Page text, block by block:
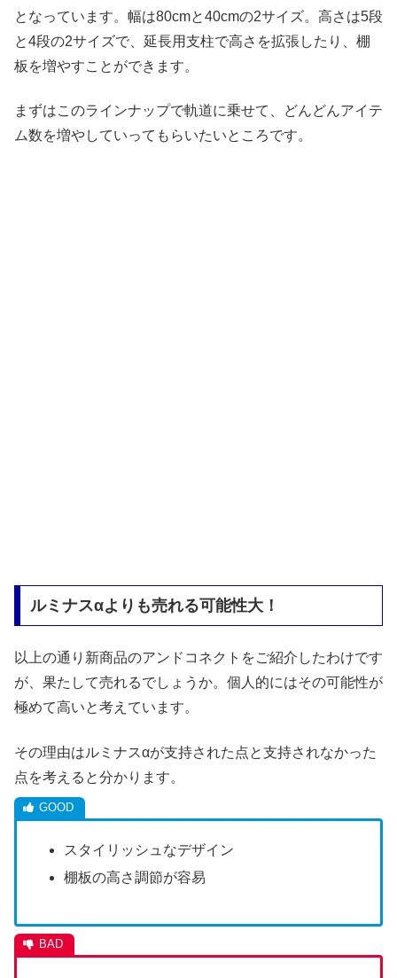
となっています。幅は80cmと40cmの2サイズ。高さは5段
と4段の2サイズで、延長用支柱で高さを拡張したり、棚
板を増やすことができます。
まずはこのラインナップで軌道に乗せて、どんどんアイテ
ム数を増やしていってもらいたいところです。
ルミナスαよりも売れる可能性大！
以上の通り新商品のアンドコネクトをご紹介したわけです
が、果たして売れるでしょうか。個人的にはその可能性が
極めて高いと考えています。
その理由はルミナスαが支持された点と支持されなかった
点を考えると分かります。
スタイリッシュなデザイン
棚板の高さ調節が容易